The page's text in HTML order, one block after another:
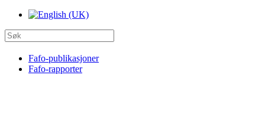
Fafo-publikasjoner
Fafo-rapporter